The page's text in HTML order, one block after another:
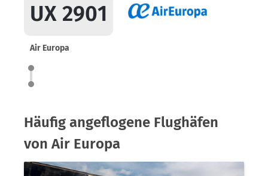
UX 2901
Air Europa
Häufig angeflogene Flughäfen
von Air Europa